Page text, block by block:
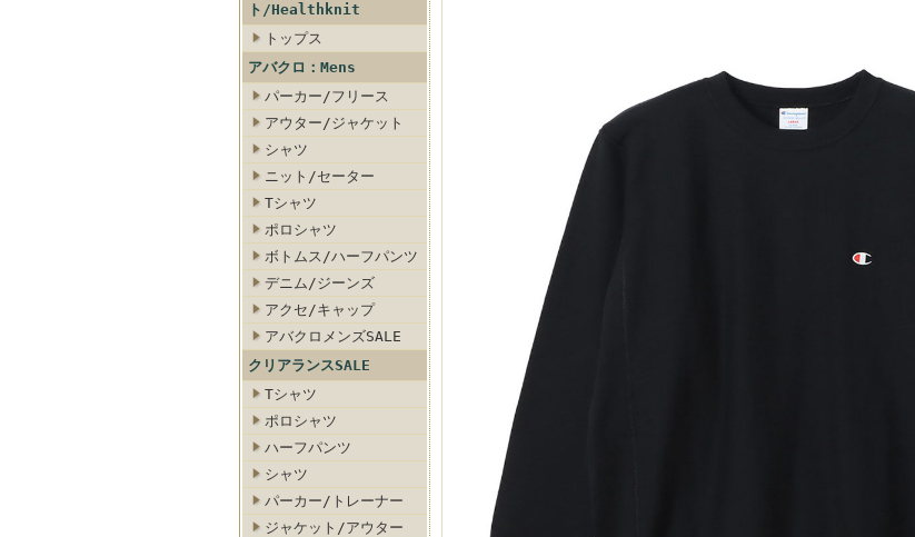
ト/Healthknit
トップス
アバクロ：Mens
パーカー/フリース
アウター/ジャケット
シャツ
ニット/セーター
Tシャツ
ポロシャツ
ボトムス/ハーフパンツ
デニム/ジーンズ
アクセ/キャップ
アバクロメンズSALE
クリアランスSALE
Tシャツ
ポロシャツ
ハーフパンツ
シャツ
パーカー/トレーナー
ジャケット/アウター